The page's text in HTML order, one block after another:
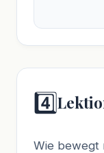
4️⃣
Wie bewegt